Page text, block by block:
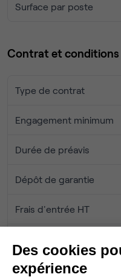
Surface par poste
Contrat et conditions
Type de contrat
Engagement minimum
Durée de préavis
Dépôt de garantie
Frais d'entrée HT
Des cookies
expérience